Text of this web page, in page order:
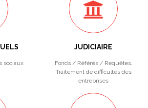
sociaux
JUDICIAIRE
Fonds / Référés / Requêtes.
Traitement de difficultés des
entreprises